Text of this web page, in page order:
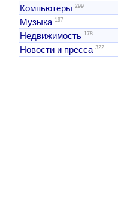
Компьютеры 299
Музыка 197
Недвижимость 178
Новости и пресса 322